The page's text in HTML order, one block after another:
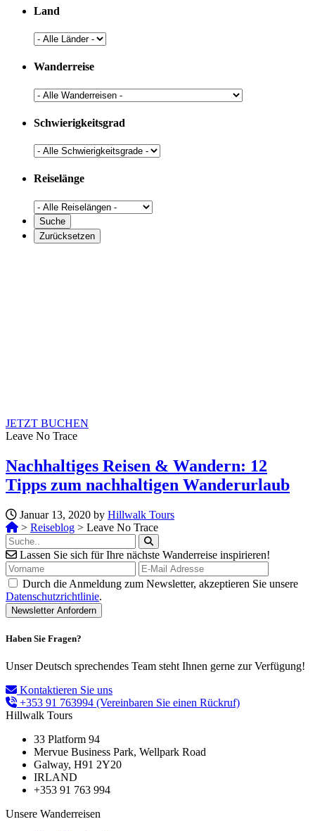
Land
Wanderreise
Schwierigkeitsgrad
Reiselänge
JETZT BUCHEN
Leave No Trace
Nachhaltiges Reisen & Wandern: 12
Tipps zum nachhaltigen Wanderurlaub
Januar 13, 2020 by Hillwalk Tours
> Reiseblog > Leave No Trace
Lassen Sie sich für Ihre nächste Wanderreise inspirieren!
Durch die Anmeldung zum Newsletter, akzeptieren Sie unsere
Datenschutzrichtlinie.
Haben Sie Fragen?
Unser Deutsch sprechendes Team steht Ihnen gerne zur Verfügung!
Kontaktieren Sie uns
+353 91 763994 (Vereinbaren Sie einen Rückruf)
Hillwalk Tours
33 Platform 94
Mervue Business Park, Wellpark Road
Galway, H91 2Y20
IRLAND
+353 91 763 994
Unsere Wanderreisen